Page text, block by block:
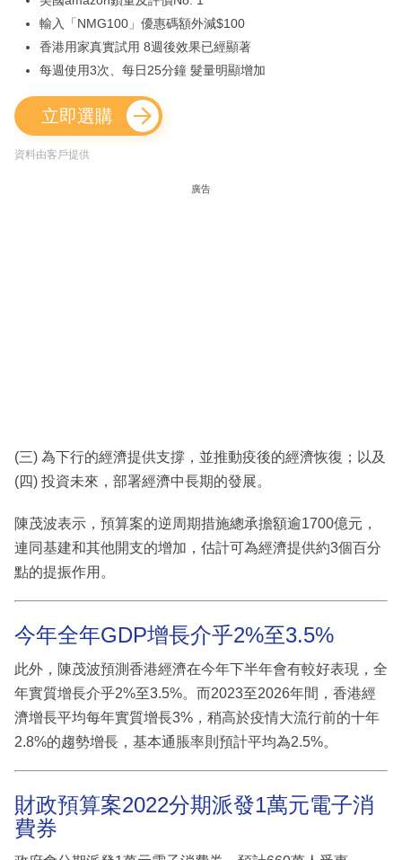
輸入「NMG100」優惠碼額外減$100
香港用家真實試用 8週後效果已經顯著
每週使用3次、每日25分鐘 髮量明顯增加
立即選購
資料由客戶提供
廣告
(三) 為下行的經濟提供支撐，並推動疫後的經濟恢復；以及
(四) 投資未來，部署經濟中長期的發展。
陳茂波表示，預算案的逆周期措施總承擔額逾1700億元，
連同基建和其他開支的增加，估計可為經濟提供約3個百分
點的提振作用。
今年全年GDP增長介乎2%至3.5%
此外，陳茂波預測香港經濟在今年下半年會有較好表現，全
年實質增長介乎2%至3.5%。而2023至2026年間，香港經
濟增長平均每年實質增長3%，稍高於疫情大流行前的十年
2.8%的趨勢增長，基本通脹率則預計平均為2.5%。
財政預算案2022分期派發1萬元電子消
費券